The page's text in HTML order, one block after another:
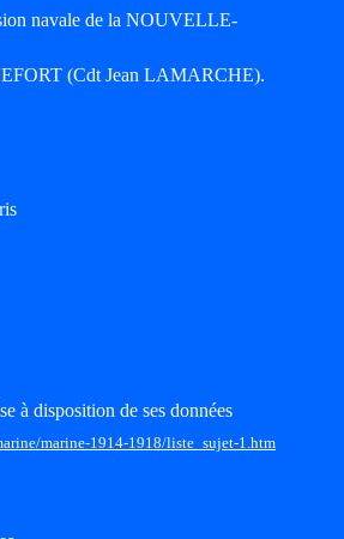
navale de la NOUVELLE-
(Cdt Jean LAMARCHE).
à disposition de ses données
marine-1914-1918/liste_sujet-1.htm